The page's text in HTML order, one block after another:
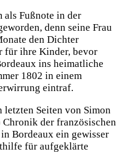
Fußnote in der
denn seine Frau
den Dichter
für ihre Kinder, bevor
ins heimatliche
1802 in einem
eintraf.
Seiten von Simon
der französischen
in Bordeaux ein gewisser
für aufgeklärte